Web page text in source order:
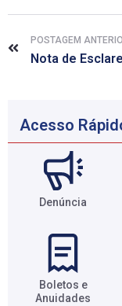
POSTAGEM
Acesso
Denúncia
Boletos e
Anuidades​